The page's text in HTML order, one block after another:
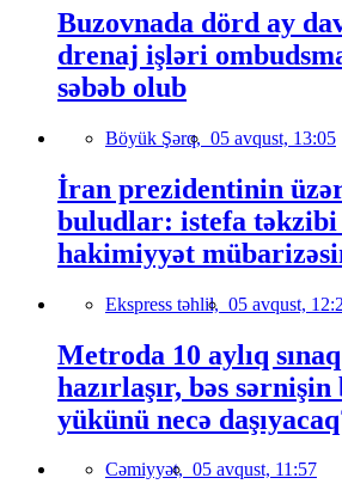
Buzovnada dörd ay
drenaj işləri
səbəb olub
Böyük Şərq, 05 avqust, 13:05
İran prezidentinin
buludlar: istefa təkzibi
hakimiyyət
Ekspress təhlil, 05 avqust,
Metroda 10 aylıq
hazırlaşır, bəs
yükünü necə
Cəmiyyət, 05 avqust, 11:57